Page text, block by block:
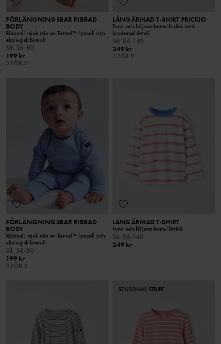
FÖRLÄNGNINGSBAR RIBBAD
BODY
Ribbad i mjuk mix av Tencel™ lyocell och
ekologisk bomull
Stl: 56-80
199 kr
3 FÖR 2
LÅNGÄRMAD T-SHIRT PRICKIG
Tunn och följsam bomullstrikå med
broderad detalj
Stl: 86-140
249 kr
3 FÖR 2
FÖRLÄNGNINGSBAR RIBBAD
BODY
Ribbad i mjuk mix av Tencel™ lyocell och
ekologisk bomull
Stl : 56-80
199 kr
3 FÖR 2
LÅNGÄRMAD T-SHIRT
Tunn och följsam bomullstrikå
Stl : 86-140
249 kr
SEASONAL STRIPE